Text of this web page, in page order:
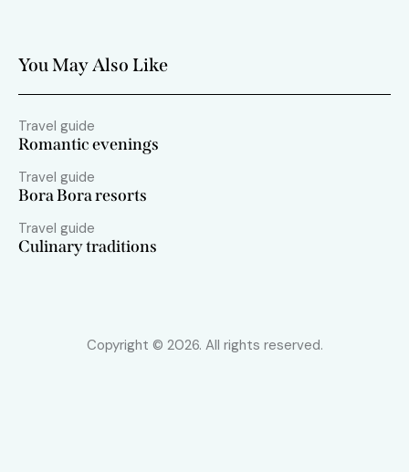
You May Also Like
Travel guide
Romantic evenings
Travel guide
Bora Bora resorts
Travel guide
Culinary traditions
Copyright © 2026. All rights reserved.